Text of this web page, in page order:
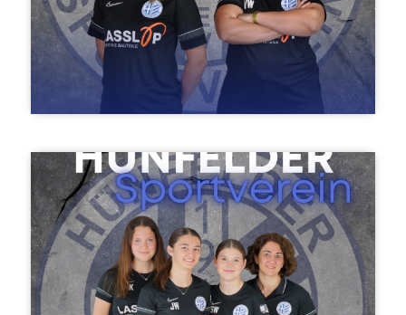
Laura Hinckel & Victoria Wild
E-Jugend männlich